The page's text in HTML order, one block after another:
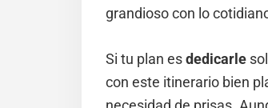
grandioso con lo
Si tu plan esdedicarle
con este itinerario bien